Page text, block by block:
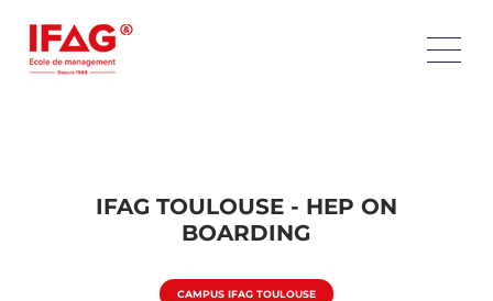
IFAG TOULOUSE - HEP ON
BOARDING
CAMPUS IFAG TOULOUSE